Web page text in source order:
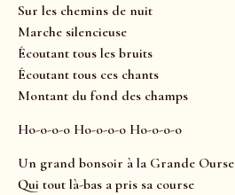
Sur les chemins de nuit
Marche silencieuse
Écoutant tous les bruits
Écoutant tous ces chants
Montant du fond des champs
Ho-o-o-o Ho-o-o-o Ho-o-o-o
Un grand bonsoir à la Grande Ourse
Qui tout là-bas a pris sa course